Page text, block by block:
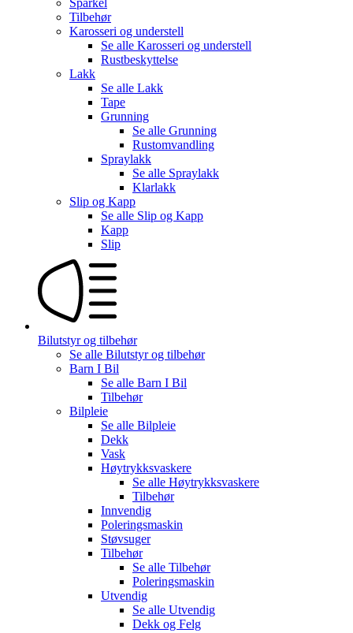
Tilbehør
Karosseri og understell
Se alle Karosseri og understell
Rustbeskyttelse
Lakk
Se alle Lakk
Tape
Grunning
Se alle Grunning
Rustomvandling
Spraylakk
Se alle Spraylakk
Klarlakk
Slip og Kapp
Se alle Slip og Kapp
Kapp
Slip
Bilutstyr og tilbehør
Se alle Bilutstyr og tilbehør
Barn I Bil
Se alle Barn I Bil
Tilbehør
Bilpleie
Se alle Bilpleie
Dekk
Vask
Høytrykksvaskere
Se alle Høytrykksvaskere
Tilbehør
Innvendig
Poleringsmaskin
Støvsuger
Tilbehør
Se alle Tilbehør
Poleringsmaskin
Utvendig
Se alle Utvendig
Dekk og Felg